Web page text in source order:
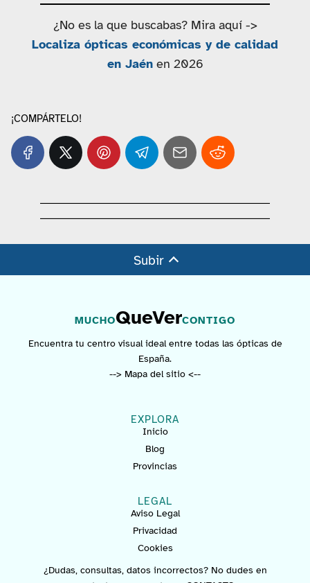
¿No es la que buscabas? Mira aquí ->
Localiza ópticas económicas y de calidad
en Jaénen 2026
¡COMPÁRTELO!
Subir
MUCHOQueVerCONTIGO
Encuentra tu centro visual ideal entre todas las ópticas de
España.
--> Mapa del sitio <--
EXPLORA
Inicio
Blog
Provincias
LEGAL
Aviso Legal
Privacidad
Cookies
¿Dudas, consultas, datos incorrectos? No dudes en